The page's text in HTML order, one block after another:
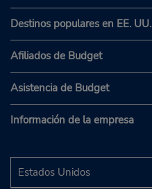
Destinos populares en EE. UU.
Afiliados de Budget
Asistencia de Budget
Información de la empresa